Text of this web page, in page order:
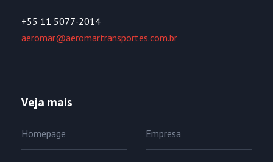
+55 11 5077-2014
aeromar@aeromartransportes.com.br
Veja mais
Homepage Empresa